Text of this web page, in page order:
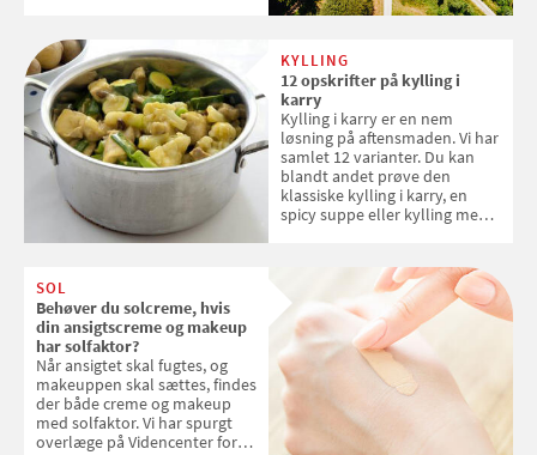
KYLLING
12 opskrifter på kylling i
karry
Kylling i karry er en nem
løsning på aftensmaden. Vi har
samlet 12 varianter. Du kan
blandt andet prøve den
klassiske kylling i karry, en
spicy suppe eller kylling med
SOL
Behøver du solcreme, hvis
din ansigtscreme og makeup
har solfaktor?
Når ansigtet skal fugtes, og
makeuppen skal sættes, findes
der både creme og makeup
med solfaktor. Vi har spurgt
overlæge på Videncenter for